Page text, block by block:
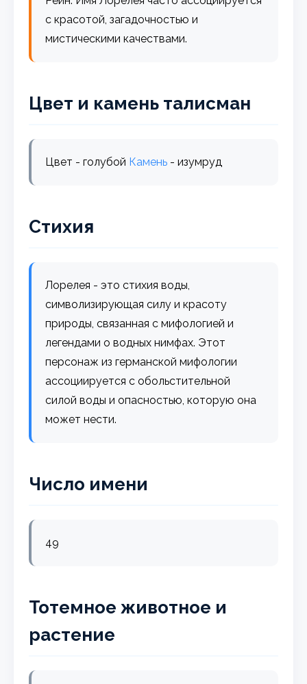
с красотой, загадочностью и
мистическими качествами.
Цвет и камень талисман
Цвет - голубой Камень - изумруд
Стихия
Лорелея - это стихия воды,
символизирующая силу и красоту
природы, связанная с мифологией и
легендами о водных нимфах. Этот
персонаж из германской мифологии
ассоциируется с обольстительной
силой воды и опасностью, которую она
может нести.
Число имени
49
Тотемное животное и
растение